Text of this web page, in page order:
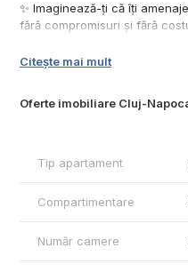
Oferte imobiliare Cluj-
✨ Imaginează-ți că îți
fără compromisuri și fără
modern, personalizat după
apartament situat într-una
De ce merită să îl vezi?
✅ Renovat recent, pregătit
✅ Pereți finisați și zugrăviți
designul ales de tine.
Citește mai mult
Tip apartament
Compartimentare
Număr camere